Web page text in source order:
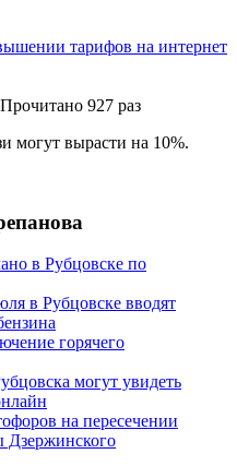
Прочитано 927 раз
могут вырасти на 10%.
в Рубцовске по
в Рубцовске вводят
горячего
могут увидеть
на пересечении
Дзержинского